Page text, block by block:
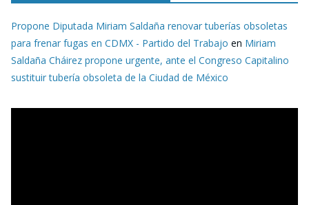
Propone Diputada Miriam Saldaña renovar tuberías obsoletas
para frenar fugas en CDMX - Partido del Trabajo en Miriam
Saldaña Cháirez propone urgente, ante el Congreso Capitalino
sustituir tubería obsoleta de la Ciudad de México